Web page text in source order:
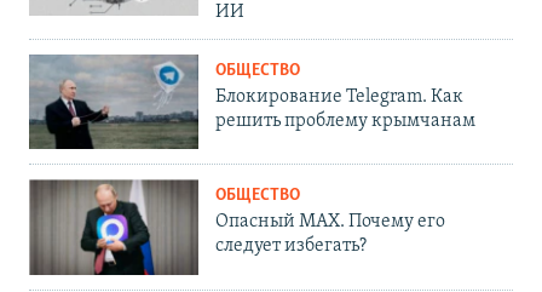
ИИ
ОБЩЕСТВО
Блокирование Telegram. Как
решить проблему крымчанам
ОБЩЕСТВО
Опасный MAX. Почему его
следует избегать?